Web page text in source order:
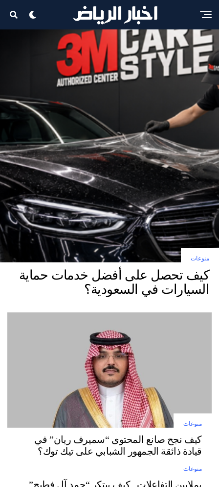
منوعات
كيف تحصل على أفضل خدمات حماية
السيارات في السعودية؟
منوعات
كيف نجح صانع المحتوى “سميرف ريان” في
قيادة ذائقة الجمهور الشبابي على تيك توك؟
منوعات
بملايين التفاعلات.. كيف يبتكر “حمد آل فطيح”